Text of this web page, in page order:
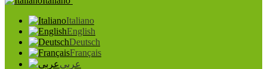
Italiano
English
Deutsch
Français
عربى